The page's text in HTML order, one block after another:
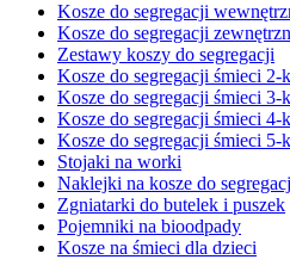
Kosze do segregacji
Kosze do segregacji
Zestawy koszy do segregacji
Kosze do segregacji śmieci 2-
Kosze do segregacji śmieci 3-
Kosze do segregacji śmieci 4-
Kosze do segregacji śmieci 5-
Stojaki na worki
Naklejki na kosze do
Zgniatarki do butelek i puszek
Pojemniki na bioodpady
Kosze na śmieci dla dzieci